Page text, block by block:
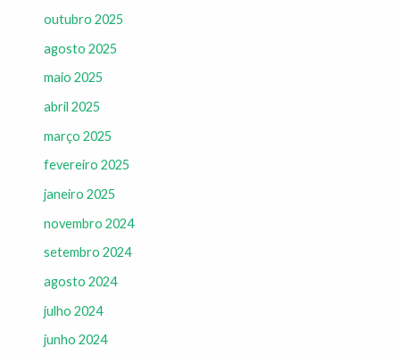
outubro 2025
agosto 2025
maio 2025
abril 2025
março 2025
fevereiro 2025
janeiro 2025
novembro 2024
setembro 2024
agosto 2024
julho 2024
junho 2024